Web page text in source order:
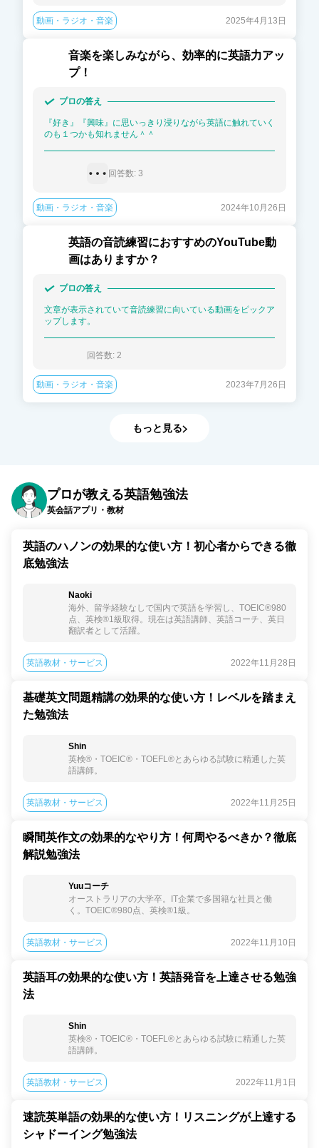
動画・ラジオ・音楽 2025年4月13日
音楽を楽しみながら、効率的に英語力アッ
プ！
プロの答え
『好き』『興味』に思いっきり浸りながら英語に触れていく
のも１つかも知れません＾＾
回答数: 3
動画・ラジオ・音楽 2024年10月26日
英語の音読練習におすすめのYouTube動
画はありますか？
プロの答え
文章が表示されていて音読練習に向いている動画をピックア
ップします。
回答数: 2
動画・ラジオ・音楽 2023年7月26日
もっと見る
プロが教える英語勉強法
英会話アプリ・教材
英語のハノンの効果的な使い方！初心者からできる徹
底勉強法
Naoki
海外、留学経験なしで国内で英語を学習し、TOEIC®︎980
点、英検®︎1級取得。現在は英語講師、英語コーチ、英日
翻訳者として活躍。
英語教材・サービス 2022年11月28日
基礎英文問題精講の効果的な使い方！レベルを踏まえ
た勉強法
Shin
英検®︎・TOEIC®︎・TOEFL®︎とあらゆる試験に精通した英
語講師。
英語教材・サービス 2022年11月25日
瞬間英作文の効果的なやり方！何周やるべきか？徹底
解説勉強法
Yuuコーチ
オーストラリアの大学卒。IT企業で多国籍な社員と働
く。TOEIC®980点、英検®1級。
英語教材・サービス 2022年11月10日
英語耳の効果的な使い方！英語発音を上達させる勉強
法
Shin
英検®︎・TOEIC®︎・TOEFL®︎とあらゆる試験に精通した英
語講師。
英語教材・サービス 2022年11月1日
速読英単語の効果的な使い方！リスニングが上達する
シャドーイング勉強法